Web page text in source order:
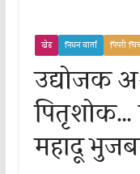
खेड निधन वार्ता पिंपरी
उद्योजक
पितृशोक…
महादू